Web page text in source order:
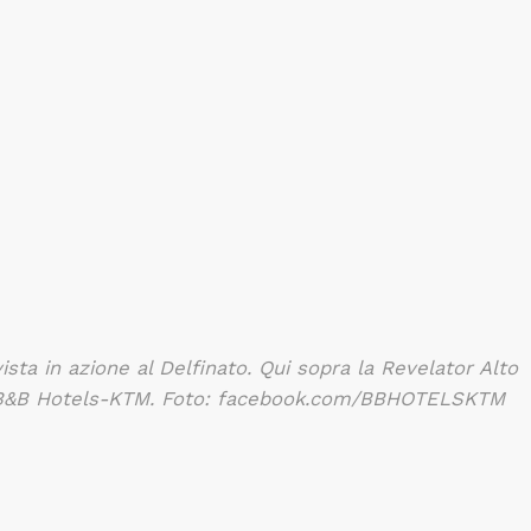
in azione al Delfinato. Qui sopra la Revelator Alto
Hotels-KTM. Foto: facebook.com/BBHOTELSKTM